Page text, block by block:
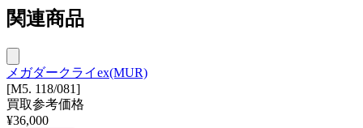
関連商品
メガダークライex(MUR)
[M5. 118/081]
買取参考価格
¥36,000